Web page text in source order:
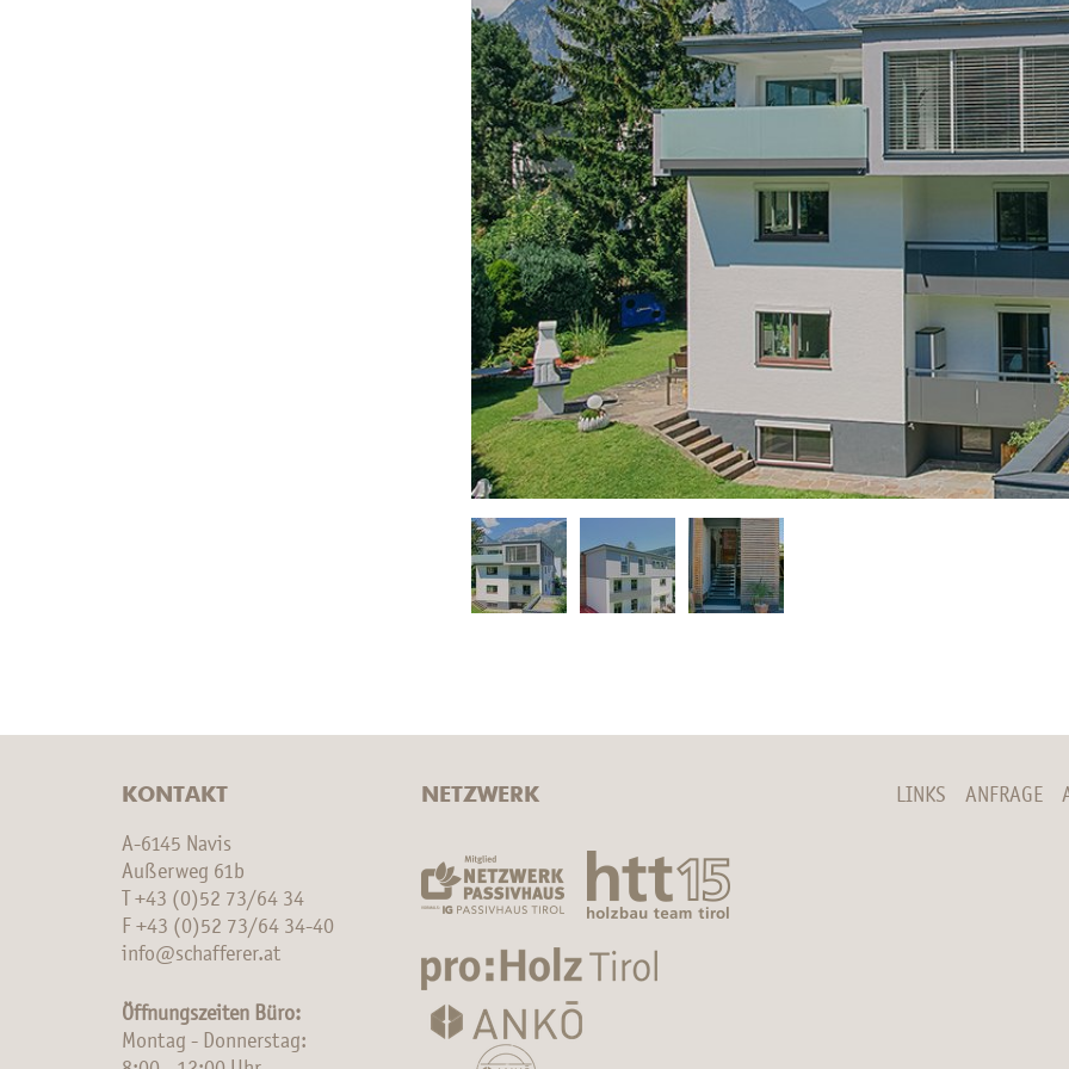
KONTAKT
A-6145 Navis
Außerweg 61b
+43 (0)52 73/64 34
F +43 (0)52 73/64 34-40
info@schafferer.at
Öffnungszeiten Büro:
Montag - Donnerstag:
NETZWERK LINKS ANFRAGE